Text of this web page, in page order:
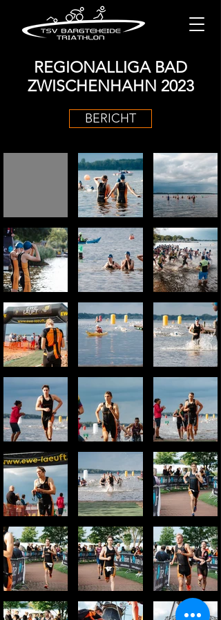
REGIONALLIGA BAD
ZWISCHENHAHN 2023
BERICHT